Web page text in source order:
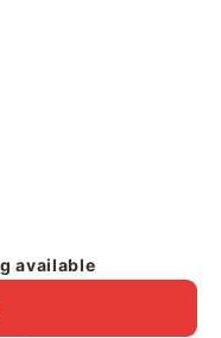
available